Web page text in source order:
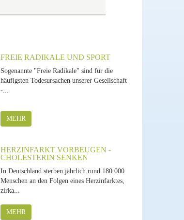
FREIE RADIKALE UND SPORT
Sogenannte "Freie Radikale" sind für die
häufigsten Todesursachen unserer Gesellschaft
-...
MEHR
HERZINFARKT VORBEUGEN -
CHOLESTERIN SENKEN
In Deutschland sterben jährlich rund 180.000
Menschen an den Folgen eines Herzinfarktes,
zirka...
MEHR